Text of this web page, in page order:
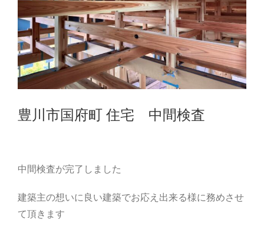
豊川市国府町 住宅 中間検査
中間検査が完了しました
建築主の想いに良い建築でお応え出来る様に務めさせ
て頂きます